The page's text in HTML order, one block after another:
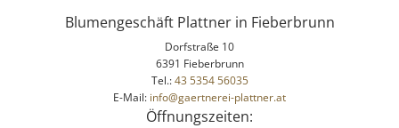
Blumengeschäft Plattner in Fieberbrunn
Dorfstraße 10
6391 Fieberbrunn
Tel.:43 5354 56035
E-Mail: info@gaertnerei-plattner.at
Öffnungszeiten: